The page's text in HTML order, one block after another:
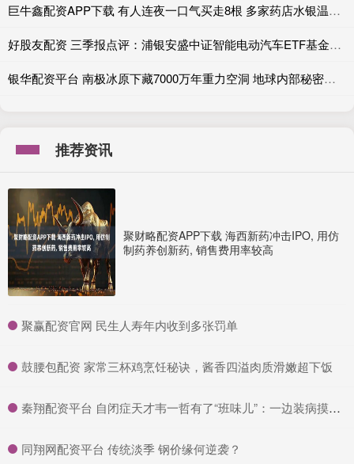
巨牛鑫配资APP下载 有人连夜一口气买走8根 多家药店水银温度计库存告急 实探药店：货调不到 补200实到10根｜一探
好股友配资 三季报点评：浦银安盛中证智能电动汽车ETF基金季度涨幅42.37%
银华配资平台 南极冰原下藏7000万年重力空洞 地球内部秘密揭晓
推荐资讯
聚财略配资APP下载 海西新药冲击IPO, 用仿
制药养创新药, 销售费用率较高
​聚赢配资官网 民生人寿年内收到多张罚单
​鼓腰包配资 家常三杯鸡烹饪秘诀，酱香四溢肉质滑嫩超下饭
​秦翔配资平台 自闭症天才韦一哲有了“班味儿”：一边装病摸鱼一边卷优秀员工_工作_艺术_郑哲
​同翔网配资平台 传统淡季 钢价缘何逆袭？